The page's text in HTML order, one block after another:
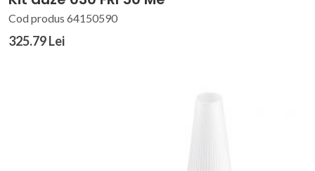
Cod produs 64150590
325.79 Lei